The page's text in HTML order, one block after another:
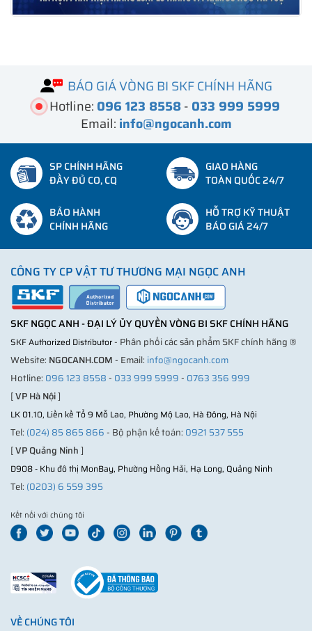
BÁO GIÁ VÒNG BI SKF CHÍNH HÃNG
Hotline: 096 123 8558- 033 999 5999
Email: info@ngocanh.com
SP CHÍNH HÃNG
ĐẦY ĐỦ CO, CQ
GIAO HÀNG
TOÀN QUỐC 24/7
BẢO HÀNH
CHÍNH HÃNG
HỖ TRỢ KỸ THUẬT
BÁO GIÁ 24/7
CÔNG TY CP VẬT TƯ THƯƠNG MẠI NGỌC ANH
SKF NGỌC ANH - ĐẠI LÝ ỦY QUYỀN VÒNG BI SKF CHÍNH HÃNG
SKF Authorized Distributor- Phân phối các sản phẩm SKF chính hãng ®
Website: NGOCANH.COM- Email: info@ngocanh.com
Hotline: 096 123 8558- 033 999 5999- 0763 356 999
[VP Hà Nội]
LK 01.10, Liền kề Tổ 9 Mỗ Lao, Phường Mộ Lao, Hà Đông, Hà Nội
Tel: (024) 85 865 866- Bộ phận kế toán: 0921 537 555
[VP Quảng Ninh]
D908 - Khu đô thị MonBay, Phường Hồng Hải, Hạ Long, Quảng Ninh
Tel: (0203) 6 559 395
Kết nối với chúng tôi
VỀ CHÚNG TÔI